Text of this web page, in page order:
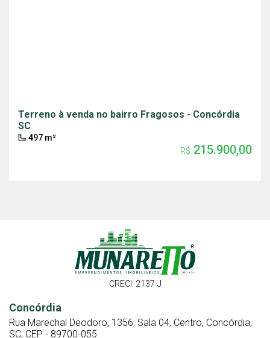
Terreno à venda no bairro Fragosos - Concórdia
SC
497 m²
R$ 215.900,00
CRECI: 2137-J
Concórdia
Rua Marechal Deodoro, 1356, Sala 04, Centro, Concórdia,
SC, CEP - 89700-055